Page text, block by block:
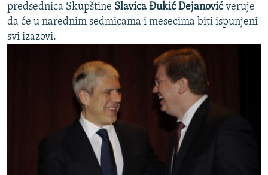
predsednica Skupštine Slavica Đukić Dejanovićveruje
da će u narednim sedmicama i mesecima biti ispunjeni
svi izazovi.